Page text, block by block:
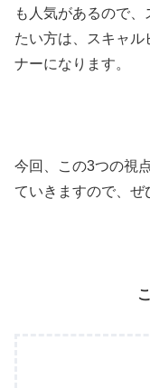
も人気があるので
たい方は、スキャ
ナーになります。
今回、この3つの視
ていきますので、ぜ